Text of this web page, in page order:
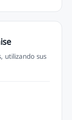
utilizando sus